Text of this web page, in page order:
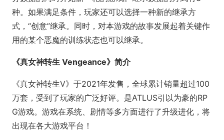
种。如果满足条件，玩家还可以选择一种新的继承方
式，“创意”继承。同时，对本游戏的故事发展起着关键作
用的某个恶魔的训练状态也可以继承。
《真女神转生 Vengeance》简介
《真女神转生V》于2021年发售，全球累计销量超过100
万套，受到了玩家的广泛好评。是ATLUS引以为豪的RP
G游戏。游戏在系统、剧情等多方面进行了升级进化，将
出现在各大游戏平台！